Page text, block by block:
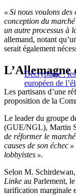
« Si nous voulons
conception du
un autre processus à
allemand, notant
serait également
Décryptage :
européen de
L’Allemagne
Les partisans d’une
proposition de la
Le leader du groupe
(GUE/NGL), Martin
de réformer le
causes de son échec »
lobbyistes ».
Selon M.
Linke au Parlement,
tarification marginale